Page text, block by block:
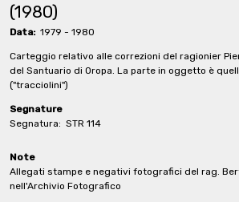
(1980)
Data: 1979 - 1980
Carteggio relativo alle correzioni del ragionier
del Santuario di Oropa. La parte in oggetto è
("tracciolini")
Segnature
Segnatura: STR 114
Note
Allegati stampe e negativi fotografici del rag.
nell'Archivio Fotografico